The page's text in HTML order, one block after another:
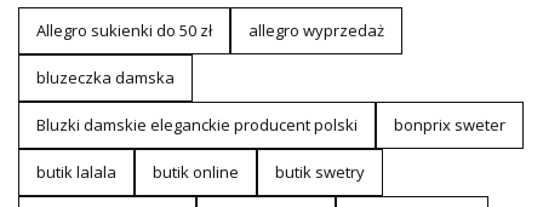
Allegro sukienki do 50 zł allegro wyprzedaż
bluzeczka damska
Bluzki damskie eleganckie producent polski bonprix sweter
butik lalala butik online butik swetry